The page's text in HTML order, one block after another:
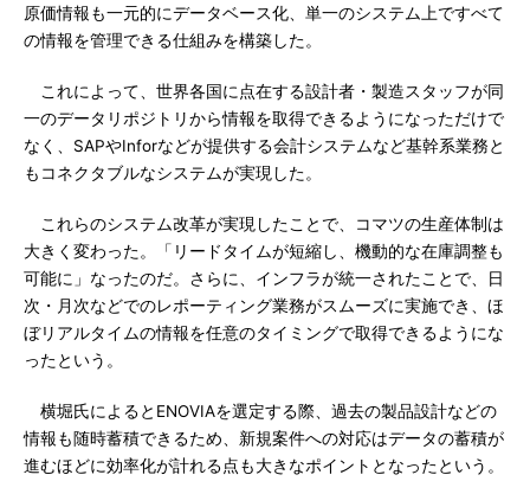
原価情報も一元的にデータベース化、単一のシステム上ですべて
の情報を管理できる仕組みを構築した。
これによって、世界各国に点在する設計者・製造スタッフが同
一のデータリポジトリから情報を取得できるようになっただけで
なく、SAPやInforなどが提供する会計システムなど基幹系業務と
もコネクタブルなシステムが実現した。
これらのシステム改革が実現したことで、コマツの生産体制は
大きく変わった。「リードタイムが短縮し、機動的な在庫調整も
可能に」なったのだ。さらに、インフラが統一されたことで、日
次・月次などでのレポーティング業務がスムーズに実施でき、ほ
ぼリアルタイムの情報を任意のタイミングで取得できるようにな
ったという。
横堀氏によるとENOVIAを選定する際、過去の製品設計などの
情報も随時蓄積できるため、新規案件への対応はデータの蓄積が
進むほどに効率化が計れる点も大きなポイントとなったという。